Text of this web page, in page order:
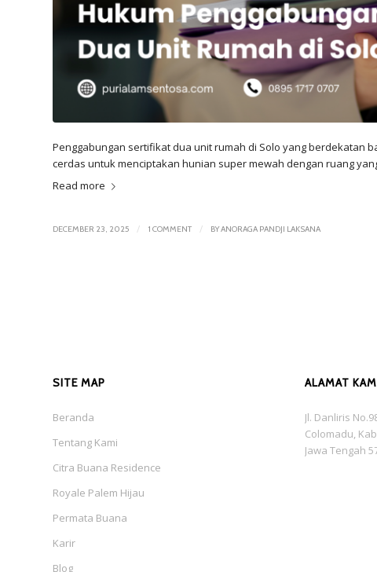
Penggabungan sertifikat dua unit rumah di Solo yang berdekatan
cerdas untuk menciptakan hunian super mewah dengan ruang
Read more
DECEMBER 23, 2025 / 1 COMMENT / BYANORAGA PANDJI LAKSANA
SITE MAP
Beranda
Tentang Kami
Citra Buana Residence
Royale Palem Hijau
Permata Buana
Karir
Blog
ALAMAT
Jl. Danliris
Colomadu,
Jawa Tengah